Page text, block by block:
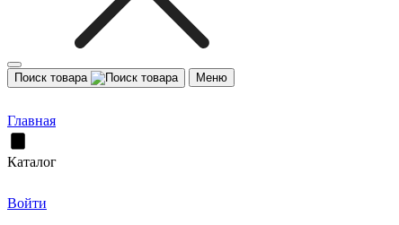
Поиск товара Меню
Главная
Каталог
Войти